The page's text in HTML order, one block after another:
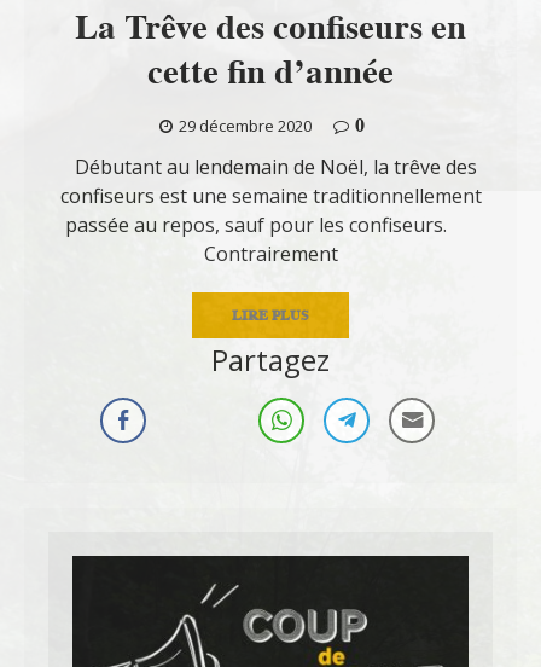
La Trêve des confiseurs en
cette fin d’année
29 décembre 2020
0
Débutant au lendemain de Noël, la trêve des
confiseurs est une semaine traditionnellement
passée au repos, sauf pour les confiseurs.
Contrairement
LIRE PLUS
Partagez